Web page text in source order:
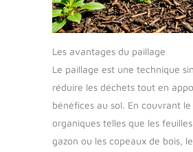
Les avantages du paillage
Le paillage est une technique
réduire les déchets tout en
bénéfices au sol. En couvrant
organiques telles que les
gazon ou les copeaux de bois,